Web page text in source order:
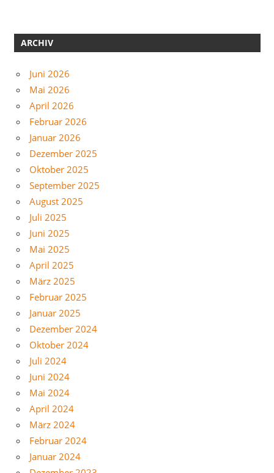
ARCHIV
Juni 2026
Mai 2026
April 2026
Februar 2026
Januar 2026
Dezember 2025
Oktober 2025
September 2025
August 2025
Juli 2025
Juni 2025
Mai 2025
April 2025
März 2025
Februar 2025
Januar 2025
Dezember 2024
Oktober 2024
Juli 2024
Juni 2024
Mai 2024
April 2024
März 2024
Februar 2024
Januar 2024